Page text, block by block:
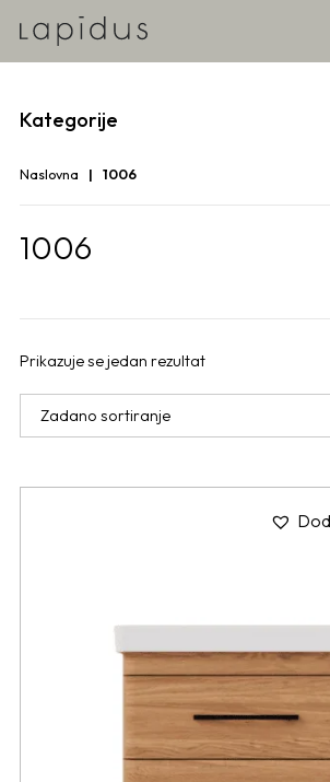
Kategorije
Naslovna 1006
1006
Prikazuje se jedan rezultat